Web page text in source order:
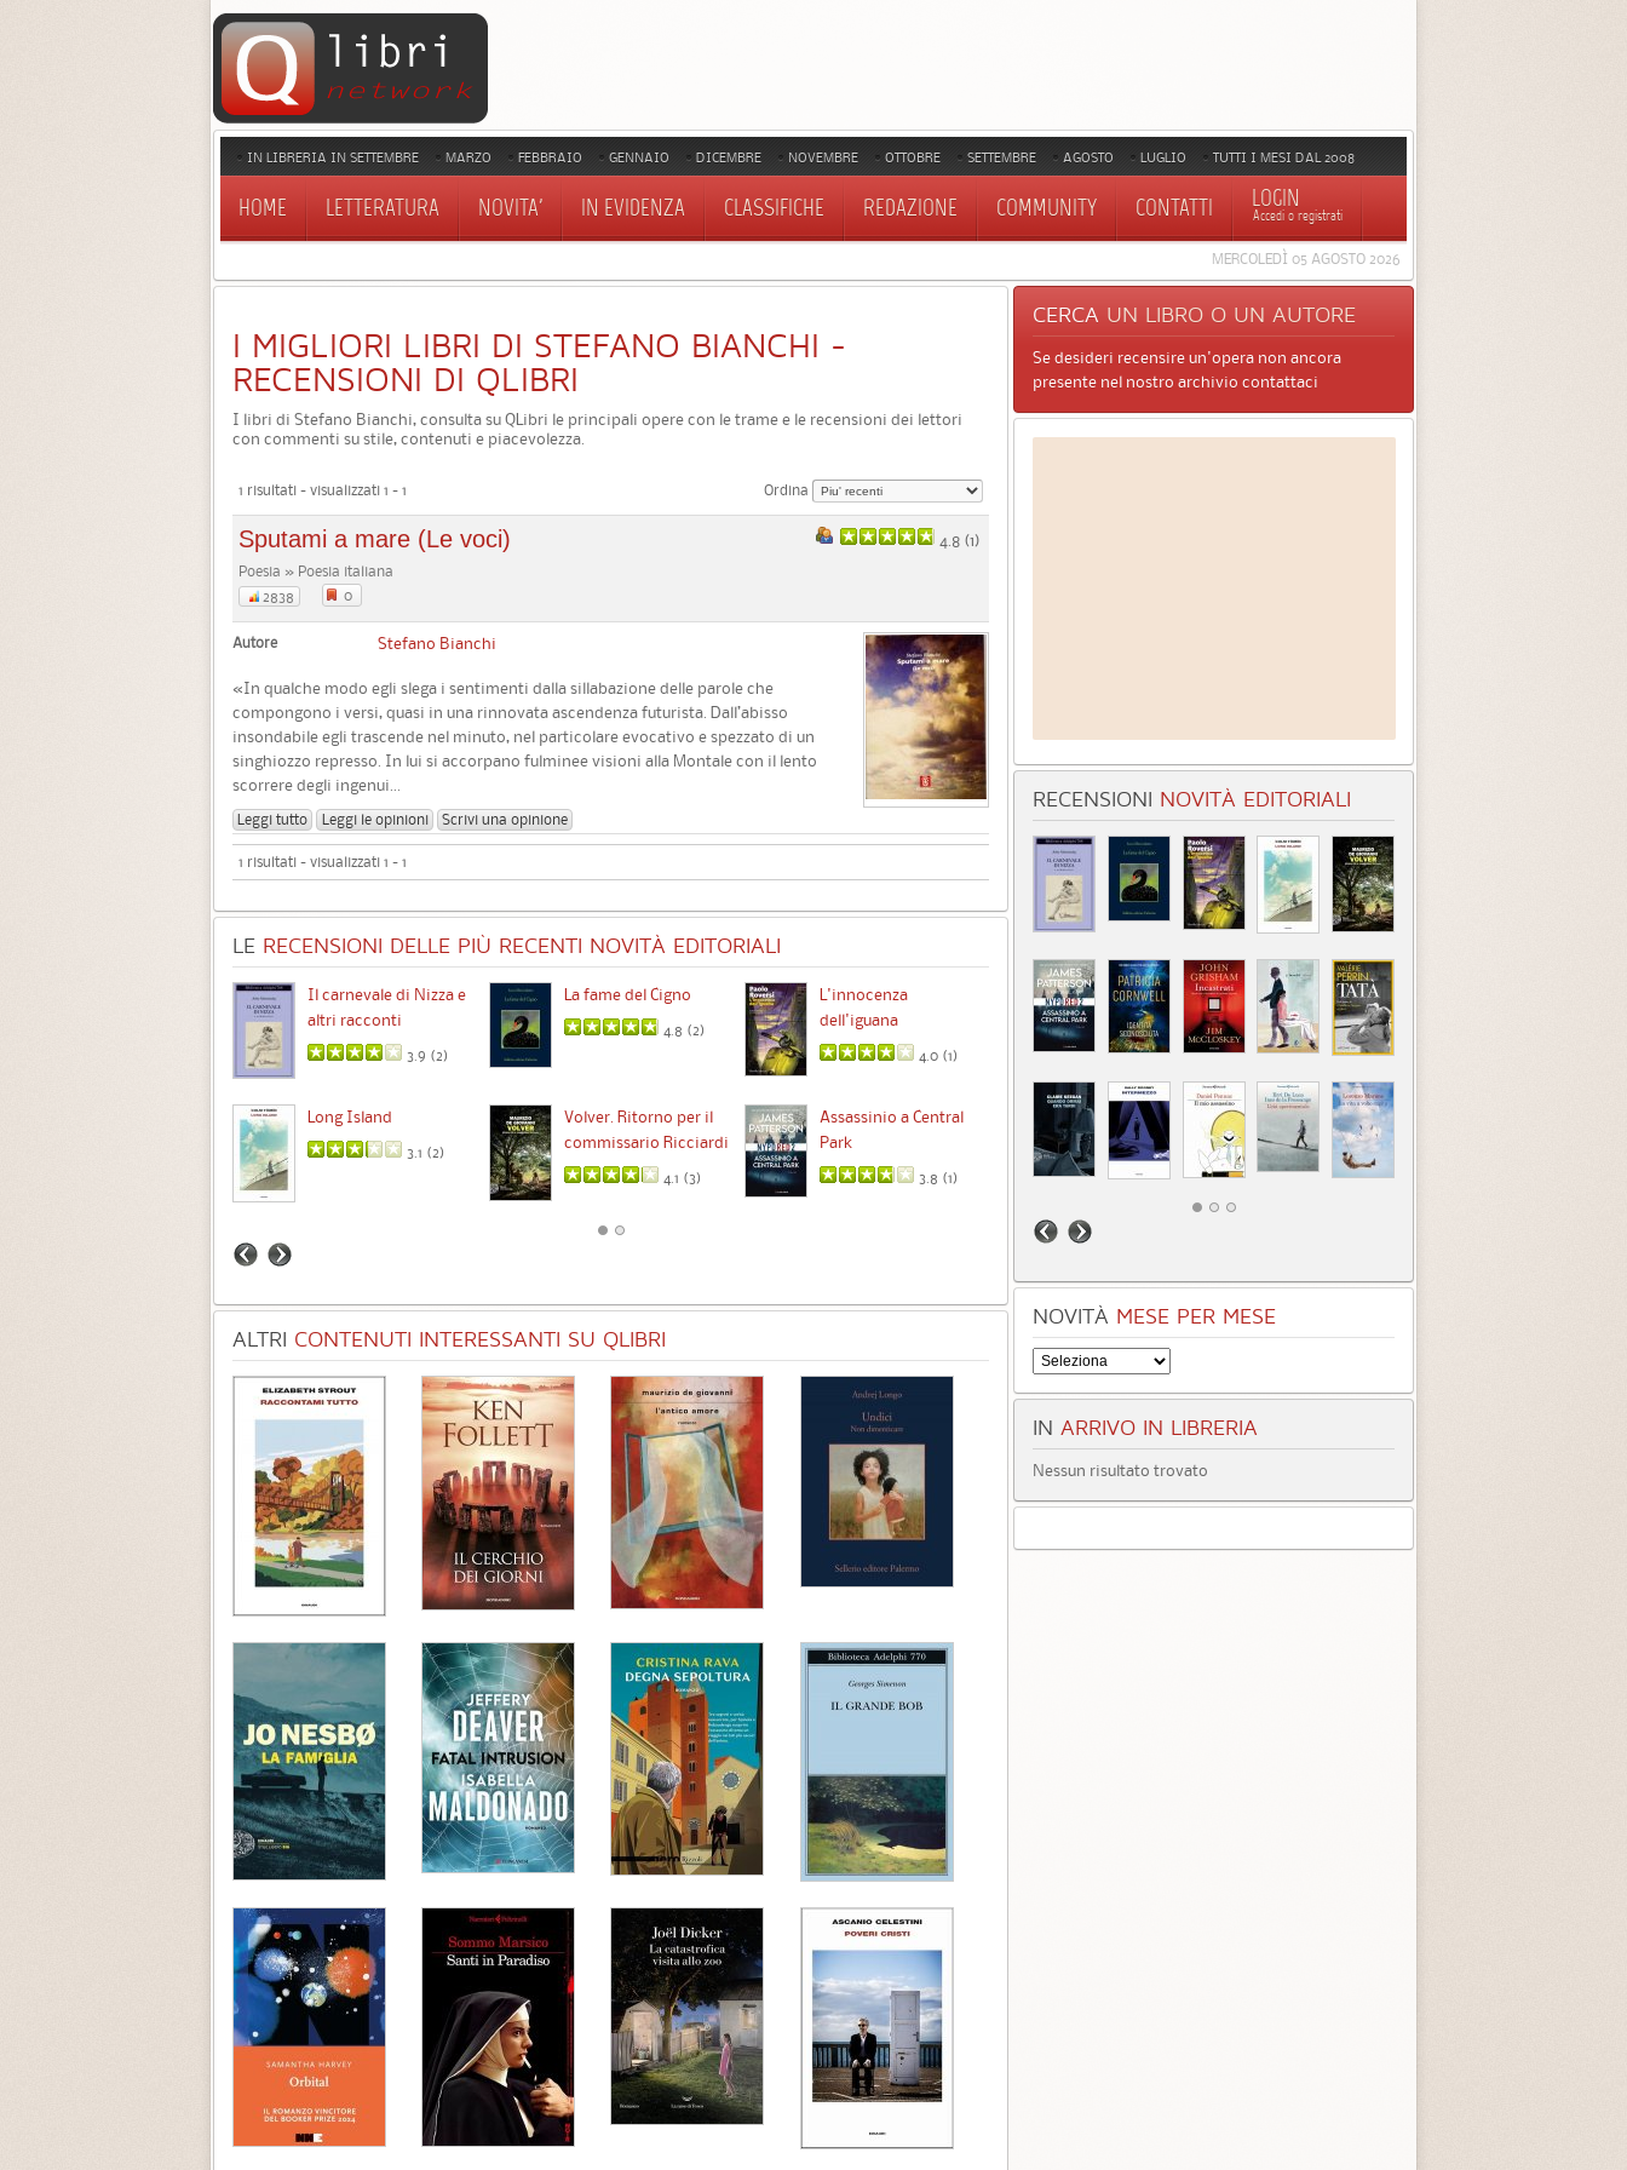
IN LIBRERIA IN SETTEMBRE MARZO FEBBRAIO GENNAIO DICEMBRE NOVEMBRE OTTOBRE SETTEMBRE AGOSTO LUGLIO TUTTI I MESI DAL 2008
HOME LETTERATURA NOVITA' IN EVIDENZA CLASSIFICHE REDAZIONE COMMUNITY CONTATTI LOGIN
Accedi o registrati
MERCOLEDÌ 05 AGOSTO 2026
I MIGLIORI LIBRI DI STEFANO BIANCHI -
RECENSIONI DI QLIBRI
I libri di Stefano Bianchi, consulta su QLibri le principali opere con le trame e le recensioni dei lettori
con commenti su stile, contenuti e piacevolezza.
1 risultati - visualizzati 1 - 1 Ordina
4.8 (1)
Sputami a mare (Le voci)
Poesia » Poesia italiana
2838
0
Autore Stefano Bianchi
«In qualche modo egli slega i sentimenti dalla sillabazione delle parole che
compongono i versi, quasi in una rinnovata ascendenza futurista. Dall’abisso
insondabile egli trascende nel minuto, nel particolare evocativo e spezzato di un
singhiozzo represso. In lui si accorpano fulminee visioni alla Montale con il lento
scorrere degli ingenui...
Leggi tutto Leggi le opinioni Scrivi una opinione
1 risultati - visualizzati 1 - 1
LE RECENSIONI DELLE PIÙ RECENTI NOVITÀ EDITORIALI
Il carnevale di Nizza e
altri racconti
3.9 (2)
La fame del Cigno
4.8 (2)
L'innocenza
dell'iguana
4.0 (1)
Long Island
3.1 (2)
Volver. Ritorno per il
commissario Ricciardi
4.1 (3)
Assassinio a Central
Park
3.8 (1)
Identità sconosciuta
3.3 (1)
Incastrati
Tatà
3.3 ( 4)
Quando ormai era
tardi
ALTRI CONTENUTI INTERESSANTI SU QLIBRI
CERCA UN LIBRO O UN AUTORE
Se desideri recensire un'opera non ancora
presente nel nostro archivio contattaci
RECENSIONI NOVITÀ EDITORIALI
NOVITÀ MESE PER MESE
IN ARRIVO IN LIBRERIA
Nessun risultato trovato